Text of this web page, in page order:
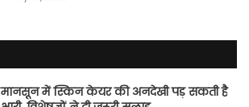
मानसून में स्किन केयर की अनदेखी पड़ सकती है